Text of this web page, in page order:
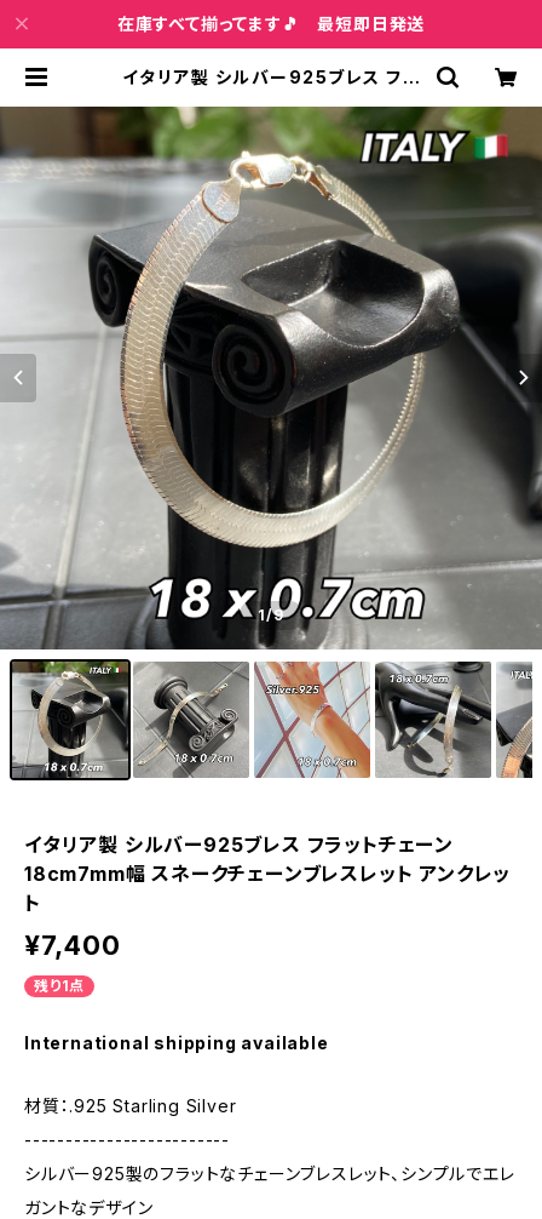
在庫すべて揃ってます🎵 最短即日発送
イタリア製 シルバー925ブレス フラ
チェーンブレスレット アンクレット |
インポートファッション＆ジュエリー
Wish Bone VIP
1/9
イタリア製 シルバー925ブレス フラットチェーン
18cm7mm幅 スネークチェーンブレスレット アンクレッ
ト
¥7,400
残り1点
International shipping available
材質：.925 Starling Silver
-------------------------
シルバー925製のフラットなチェーンブレスレット、シンプルでエレ
ガントなデザイン